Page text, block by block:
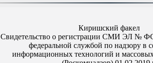
Киришский факел
Свидетельство о регистрации СМИ ЭЛ №
федеральной службой по надзору в
информационных технологий и